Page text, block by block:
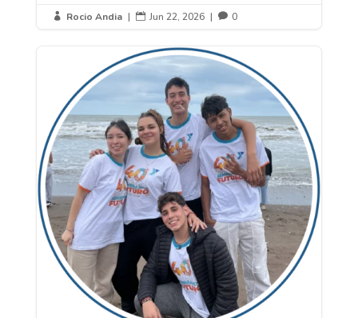
 Rocio Andia |  Jun 22, 2026 |  0